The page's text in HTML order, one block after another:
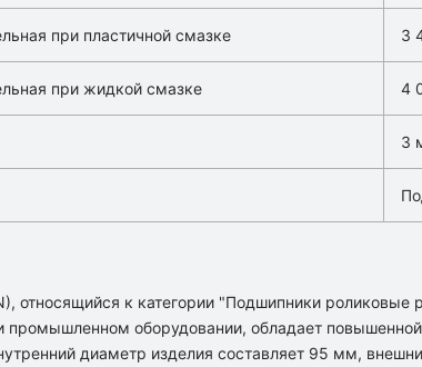
при пластичной смазке 3
при жидкой смазке 4
3
относящийся к категории "Подшипники роликовые
промышленном оборудовании, обладает
диаметр изделия составляет 95 мм,